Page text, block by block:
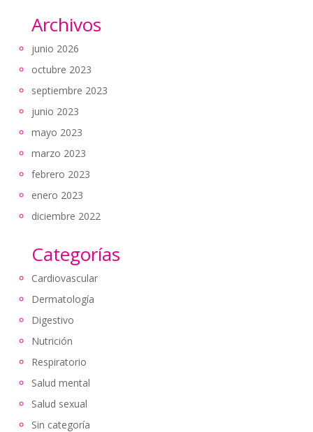
Archivos
junio 2026
octubre 2023
septiembre 2023
junio 2023
mayo 2023
marzo 2023
febrero 2023
enero 2023
diciembre 2022
Categorías
Cardiovascular
Dermatología
Digestivo
Nutrición
Respiratorio
Salud mental
Salud sexual
Sin categoría